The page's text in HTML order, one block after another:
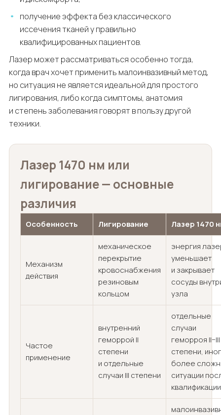
получение эффекта без классического
иссечения тканей у правильно
квалифицированных пациентов.
Лазер может рассматриваться особенно тогда,
когда врач хочет применить малоинвазивный метод,
но ситуация не является идеальной для простого
лигирования, либо когда симптомы, анатомия
и степень заболевания говорят в пользу другой
техники.
Лазер 1470 нм или
лигирование — основные
различия
Особенность Лигирование Лазер 1470
Механизм
действия
механическое
перекрытие
кровоснабжения
резиновым
кольцом
энергия
уменьшает
и закрывает
сосуды
узла
Частое
применение
внутренний
геморрой II
степени
и отдельные
случаи III степени
отдельные
случаи
геморроя II–III
степени,
более
ситуации
квалификации